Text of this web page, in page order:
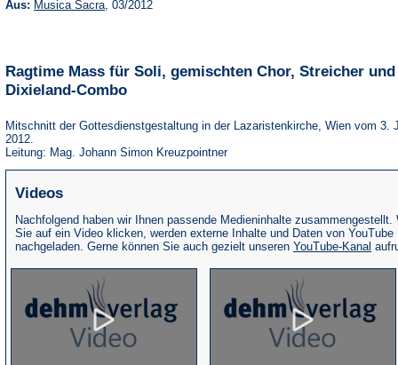
in
Aus: Musica Sacra(Öffnet
, 03/2012
Ragtime Mass für Soli, gemischten Chor, Streicher und
Dixieland-Combo
Mitschnitt der Gottesdienstgestaltung in der Lazaristenkirche, Wien vom 3.
2012.
Leitung: Mag. Johann Simon Kreuzpointner
Videos
Nachfolgend haben wir Ihnen passende Medieninhalte zusammengestellt.
Sie auf ein Video klicken, werden externe Inhalte und Daten von YouTube
nachgeladen. Gerne können Sie auch gezielt unseren YouTube-Kanal